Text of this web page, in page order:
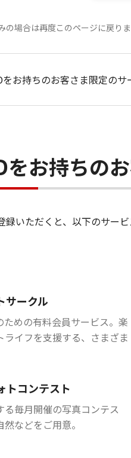
の場合は再度このページに戻りま
をお持ちのお客さま限定のサ
お持ちの
録いただくと、以下のサー
サークル
ための有料会員サービス。楽
ライフを支援する、さまざま
トコンテスト
る毎月開催の写真コンテス
などをご用意。